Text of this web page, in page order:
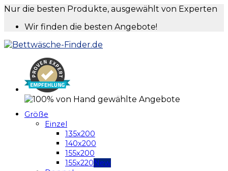
Nur die besten Produkte, ausgewählt von Experten
Wir finden die besten Angebote!
Größe
Einzel
135x200
140x200
155x200
155x220